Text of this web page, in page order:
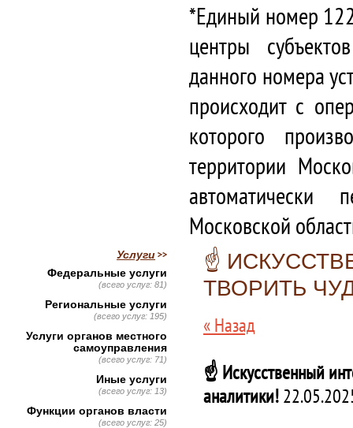
*Единый номер
центры
данного номера
происходит с
которого
территории
автоматически
Московской
☝️
ТВОРИТЬ
« Назад
☝️ Искусственный
аналитики!
Услуги
Федеральные услуги
(всего услуг: 81)
Региональные услуги
(всего услуг: 195)
Услуги органов местного
самоуправления
(всего услуг: 71)
Иные услуги
(всего услуг: 13)
Функции органов власти
(всего услуг: 25)